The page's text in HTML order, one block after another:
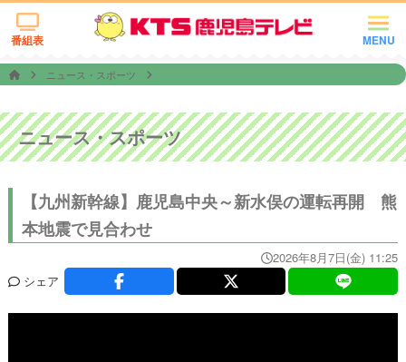
MENU
番組表
ニュース・スポーツ
ニュース・スポーツ
【九州新幹線】鹿児島中央～新水俣の運転再開 熊
本地震で見合わせ
2026年8月7日(金) 11:25
シェア